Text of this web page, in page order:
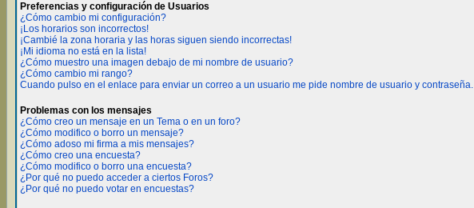
Preferencias y configuración de Usuarios
¿Cómo cambio mi configuración?
¡Los horarios son incorrectos!
¡Cambié la zona horaria y las horas siguen siendo incorrectas!
¡Mi idioma no está en la lista!
¿Cómo muestro una imagen debajo de mi nombre de usuario?
¿Cómo cambio mi rango?
Cuando pulso en el enlace para enviar un correo a un usuario me pide nombre de usuario y contraseña.
Problemas con los mensajes
¿Cómo creo un mensaje en un Tema o en un foro?
¿Cómo modifico o borro un mensaje?
¿Cómo adoso mi firma a mis mensajes?
¿Cómo creo una encuesta?
¿Cómo modifico o borro una encuesta?
¿Por qué no puedo acceder a ciertos Foros?
¿Por qué no puedo votar en encuestas?